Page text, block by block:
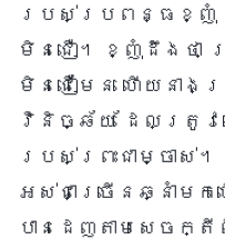
របស់ប្រពន្ធខ្ញុំ
មិនជឿ។ ខ្ញុំដឹងថ
មិនជឿមែន ហើយន
វិនិច្ឆ័យ ដែលត្រូវ
របស់ព្រះជាម្ចាស់។
អស់ជាច្រើនឆ្នាំមក
បានដេញតាមសេចក្តី